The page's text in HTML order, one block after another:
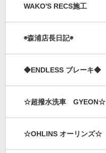
WAKO'S RECS施工
◉森浦店長日記◉
◆ENDLESS ブレーキ◆
☆超撥水洗車 GYEON☆
☆OHLINS オーリンズ☆